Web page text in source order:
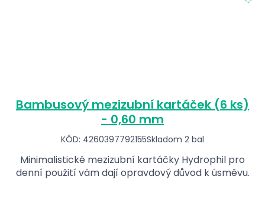
Bambusový mezizubní kartáček (6 ks)
- 0,60 mm
KÓD: 4260397792155Skladom 2 bal
Minimalistické mezizubní kartáčky Hydrophil pro
denní použití vám dají opravdový důvod k úsměvu.